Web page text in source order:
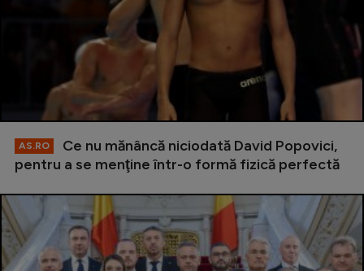
AS.RO
Ce nu mănâncă niciodată David Popovici,
pentru a se menţine într-o formă fizică perfectă